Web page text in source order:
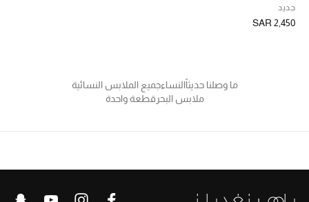
الأحذية
جديد
SAR 2,450
ما وصلنا حديثاًالنساءجميع الملابس النسائية
ملابس البحر قطعة واحدة